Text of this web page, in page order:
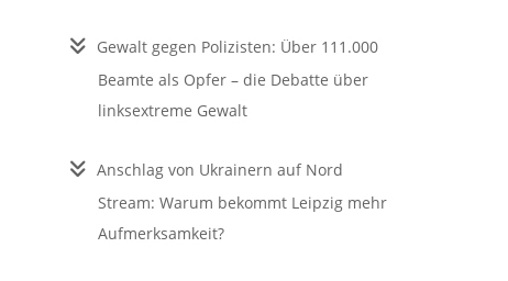
Gewalt gegen Polizisten: Über 111.000
Beamte als Opfer – die Debatte über
linksextreme Gewalt
Anschlag von Ukrainern auf Nord
Stream: Warum bekommt Leipzig mehr
Aufmerksamkeit?